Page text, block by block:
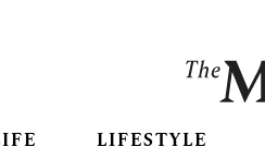
LIFESTYLE